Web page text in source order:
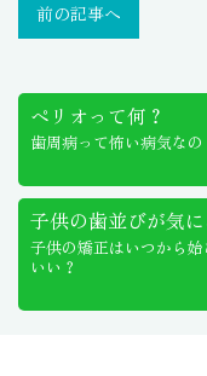
前の記事へ
ペリオって何？
歯周病って怖い病気なの
子供の歯並びが気
子供の矯正はいつから始
いい？